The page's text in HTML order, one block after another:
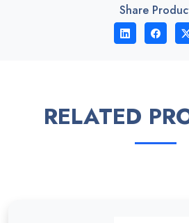
Share
RELATED